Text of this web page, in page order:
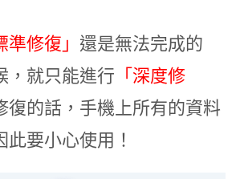
準修復」 還是無法完成的
，就只能進行 「深度修
復的話，手機上所有的資料
要小心使用！